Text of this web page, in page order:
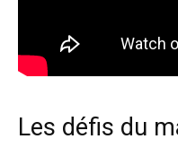
Les défis du